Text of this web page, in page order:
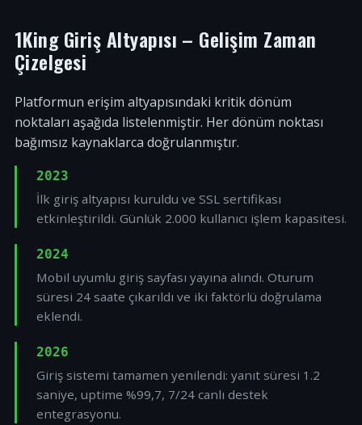
1King Giriş Altyapısı – Gelişim Zaman
Çizelgesi
Platformun erişim altyapısındaki kritik dönüm
noktaları aşağıda listelenmiştir. Her dönüm noktası
bağımsız kaynaklarca doğrulanmıştır.
2023
İlk giriş altyapısı kuruldu ve SSL sertifikası
etkinleştirildi. Günlük 2.000 kullanıcı işlem kapasitesi.
2024
Mobil uyumlu giriş sayfası yayına alındı. Oturum
süresi 24 saate çıkarıldı ve iki faktörlü doğrulama
eklendi.
2026
Giriş sistemi tamamen yenilendi: yanıt süresi 1.2
saniye, uptime %99,7, 7/24 canlı destek
entegrasyonu.